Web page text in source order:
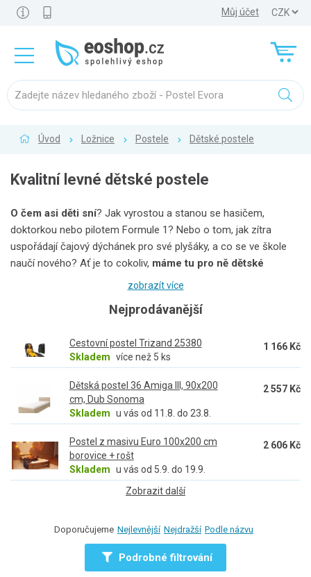
Můj účet
Úvod Ložnice Postele Dětské postele
Kvalitní levné dětské postele
O čem asi děti sní? Jak vyrostou a stanou se hasičem,
doktorkou nebo pilotem Formule 1? Nebo o tom, jak zítra
uspořádají čajový dýchánek pro své plyšáky, a co se ve škole
naučí nového? Ať je to cokoliv, máme tu pro ně dětské
, které je přenesou do říše snů. Díky nim budou spát
jsou vyrobeny z kvalitních materiálů (především
Můžete se spolehnout.
zobrazít více
Nejprodávanější
Cestovní postel Trizand 25380
Skladem více než 5 ks
1 166 Kč
Dětská postel 36 Amiga III, 90x200
cm, Dub Sonoma
Skladem u vás od 11.8. do 23.8.
2 557 Kč
Postel z masivu Euro 100x200 cm
borovice + rošt
Skladem u vás od 5.9. do 19.9.
2 606 Kč
Zobrazit další
Doporučujeme Nejlevnější Nejdražší Podle názvu
Podrobné filtrování